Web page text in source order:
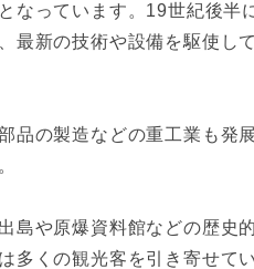
なっています。19世紀後半
最新の技術や設備を駆使し
品の製造などの重工業も発
島や原爆資料館などの歴史
多くの観光客を引き寄せて